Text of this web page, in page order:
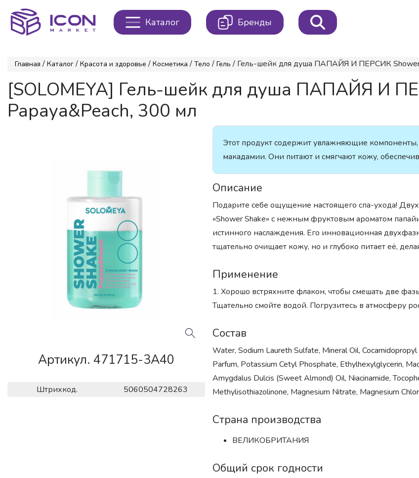
Каталог Бренды
Главная / Каталог / Красота и здоровье / Косметика / Тело / Гель / Гель-шейк для душа ПАПАЙЯ И ПЕРСИК Shower
[SOLOMEYA] Гель-шейк для душа ПАПАЙЯ И
Papaya&Peach, 300 мл
Артикул. 471715-3A40
Штрихкод. 5060504728263
Этот продукт содержит увлажняющие компоненты,
макадамии. Они питают и смягчают кожу,
Описание
Подарите себе ощущение настоящего спа-ухода!
«Shower Shake» с нежным фруктовым ароматом
истинного наслаждения. Его инновационная
тщательно очищает кожу, но и глубоко питает её,
Применение
1. Хорошо встряхните флакон, чтобы смешать две
Тщательно смойте водой. Погрузитесь в атмосферу
Состав
Water, Sodium Laureth Sulfate, Mineral Oil,
Parfum, Potassium Cetyl Phosphate, Ethylhexylglycerin,
Amygdalus Dulcis (Sweet Almond) Oil, Niacinamide,
Methylisothiazolinone, Magnesium Nitrate, Magnesium
Страна производства
ВЕЛИКОБРИТАНИЯ
Общий срок годности